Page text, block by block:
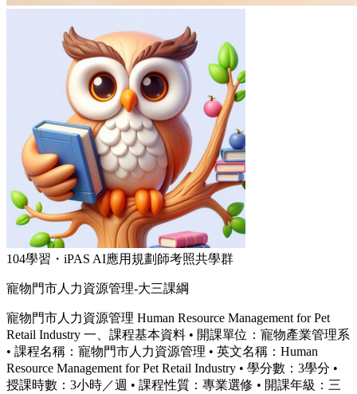
104學習・iPAS AI應用規劃師考照共學群
寵物門市人力資源管理-大三課綱
寵物門市人力資源管理 Human Resource Management for Pet
Retail Industry 一、課程基本資料 • 開課單位：寵物產業管理系
• 課程名稱：寵物門市人力資源管理 • 英文名稱：Human
Resource Management for Pet Retail Industry • 學分數：3學分 •
授課時數：3小時／週 • 課程性質：專業選修 • 開課年級：三